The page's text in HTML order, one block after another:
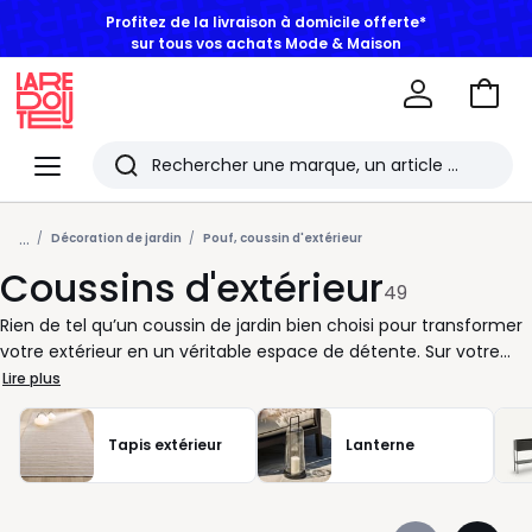
Menu
Redoute
Rechercher
Les
derniers
articles
consultés
Aller
... Décoration de jardin Pouf, coussin d'extérieur
Coussins d'extérieur49
Rien de tel qu’un coussin de jardin bien choisi pour transformer
votre extérieur en un véritable espace de détente. Sur votre
terrasse, autour d’une table ou sur un canapé d’extérieur, il fait
toute la différence. Nous vous aidons à trouver le produit
parfaitement adapté à vos envies de confort et à la
configuration de votre espace. Le coussin palette, par exemple,
est idéal pour habiller une banquette faite de palettes ou
Lire plus
Tapis extérieur Lanterne